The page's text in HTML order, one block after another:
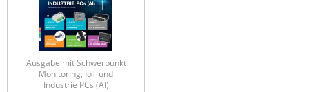
Ausgabe mit Schwerpunkt
Monitoring, IoT und
Industrie PCs (AI)